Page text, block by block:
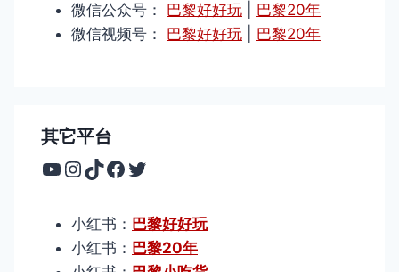
微信公众号： 巴黎好好玩
巴黎20年
微信视频号： 巴黎好好玩 巴黎20年
其它平台
YouTube
Instagram
TikTok
Facebook
Twitter
小红书： 巴黎好好玩
小红书： 巴黎20年